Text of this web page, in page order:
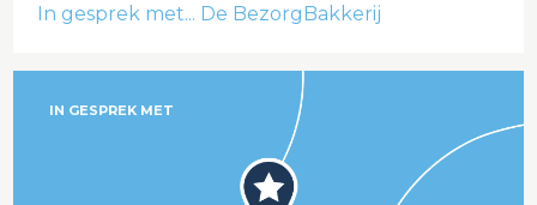
In gesprek met... De BezorgBakkerij
IN GESPREK MET